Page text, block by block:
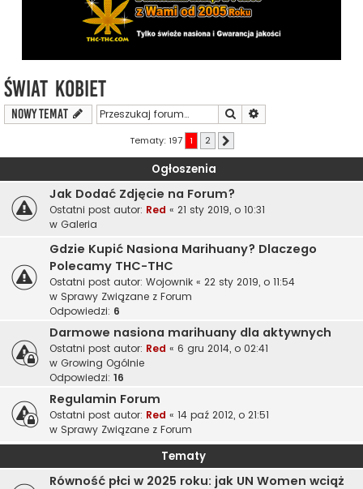
Świat Kobiet
NOWY TEMAT Szukaj
Tematy: 197 1 2
Ogłoszenia
Jak Dodać Zdjęcie na Forum?
Ostatni post autor: Red « 21 sty 2019, o 10:31
w Galeria
Gdzie Kupić Nasiona Marihuany? Dlaczego
Polecamy THC-THC
Ostatni post autor: Wojownik « 22 sty 2019, o 11:54
w Sprawy Związane z Forum
Odpowiedzi: 6
Darmowe nasiona marihuany dla aktywnych
Ostatni post autor: Red « 6 gru 2014, o 02:41
w Growing Ogólnie
Odpowiedzi: 16
Regulamin Forum
Ostatni post autor: Red « 14 paź 2012, o 21:51
w Sprawy Związane z Forum
Tematy
Równość płci w 2025 roku: jak UN Women wciąż